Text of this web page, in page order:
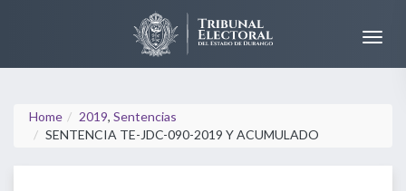
Home 2019, Sentencias
SENTENCIA TE-JDC-090-2019 Y ACUMULADO